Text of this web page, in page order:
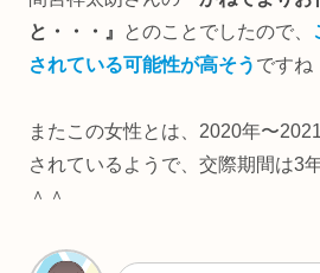
と・・・』
とのことでしたので、
されている可能性が高そう ですね
またこの女性とは、2020年〜
されているようで、交際期間は3
＾＾